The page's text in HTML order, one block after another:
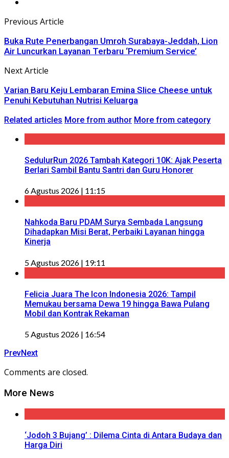
Previous Article
Buka Rute Penerbangan Umroh Surabaya-Jeddah, Lion
Air Luncurkan Layanan Terbaru ‘Premium Service’
Next Article
Varian Baru Keju Lembaran Emina Slice Cheese untuk
Penuhi Kebutuhan Nutrisi Keluarga
Related articles More from author More from category
SedulurRun 2026 Tambah Kategori 10K: Ajak Peserta
Berlari Sambil Bantu Santri dan Guru Honorer
6 Agustus 2026 | 11:15
Nahkoda Baru PDAM Surya Sembada Langsung
Dihadapkan Misi Berat, Perbaiki Layanan hingga
Kinerja
5 Agustus 2026 | 19:11
Felicia Juara The Icon Indonesia 2026: Tampil
Memukau bersama Dewa 19 hingga Bawa Pulang
Mobil dan Kontrak Rekaman
5 Agustus 2026 | 16:54
PrevNext
Comments are closed.
More News
‘Jodoh 3 Bujang’ : Dilema Cinta di Antara Budaya dan
Harga Diri